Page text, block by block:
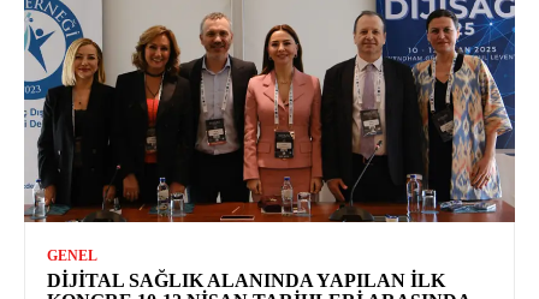
GENEL
DIJITAL SAĞLIK ALANINDA YAPILAN İLK